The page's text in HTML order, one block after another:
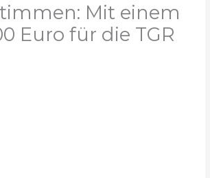
Mit einem
Euro für die TGR